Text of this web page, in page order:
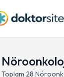
Toplam 28